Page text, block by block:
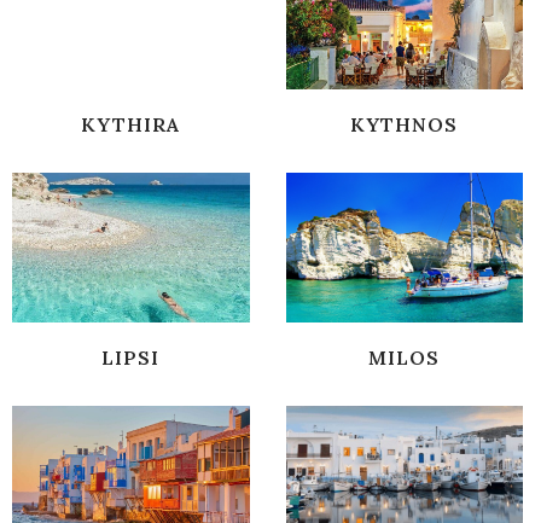
KYTHIRA KYTHNOS
LIPSI MILOS